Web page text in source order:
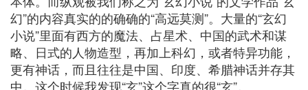
幻”的内容真实的的确确的“高远莫测”。大量的“玄幻
小说”里面有西方的魔法、占星术、中国的武术和谋
略、日式的人物造型，再加上科幻，或者特异功能，
更有神话，而且往往是中国、印度、希腊神话并存其
中。这个时候我发现“玄”这个字真的很“玄”。